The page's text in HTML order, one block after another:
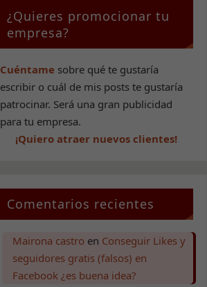
¿Quieres promocionar tu
empresa?
Cuéntame sobre qué te gustaría
escribir o cuál de mis posts te gustaría
patrocinar. Será una gran publicidad
para tu empresa.
¡Quiero atraer nuevos clientes!
Comentarios recientes
Mairona castro en Conseguir Likes y
seguidores gratis (falsos) en
Facebook ¿es buena idea?